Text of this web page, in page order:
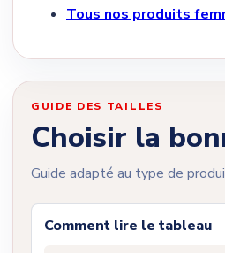
Tous nos produits
GUIDE DES TAILLES
Choisir la
Guide adapté au type de
Comment lire le tableau